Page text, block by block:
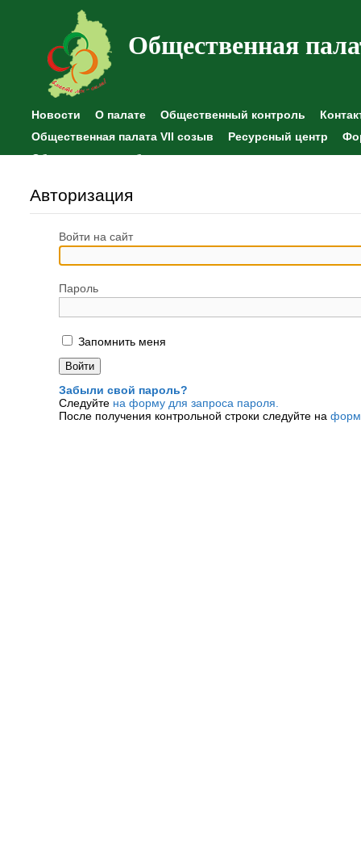
Общественная
Новости О палате Общественный контроль
Общественная палата VII созыв
Ресурсный центр
Общественные наблюдения
Авторизация
Войти на сайт
Пароль
Запомнить меня
Забыли свой пароль?
Следуйте на форму для запроса пароля.
После получения контрольной строки следуйте на